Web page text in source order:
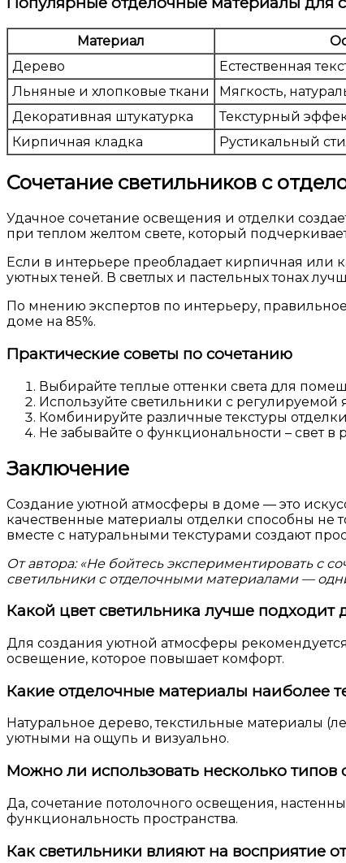
Материал
Дерево
Естественная
Льняные и хлопковые ткани
Мягкость,
Декоративная штукатурка
Текстурный
Кирпичная кладка
Рустикальный
Сочетание светильников с
Удачное сочетание освещения и отделки
при теплом желтом свете, который
Если в интерьере преобладает кирпичная или
уютных теней. В светлых и пастельных тонах
По мнению экспертов по интерьеру,
доме на 85%.
Практические советы по сочетанию
Выбирайте теплые оттенки света для
Используйте светильники с регулируемой
Комбинируйте различные текстуры
Не забывайте о функциональности – свет
Заключение
Создание уютной атмосферы в доме — это
качественные материалы отделки способны не
вместе с натуральными текстурами создают
От автора: «Не бойтесь экспериментировать с
светильники с отделочными материалами —
Какой цвет светильника лучше подходит
Для создания уютной атмосферы
освещение, которое повышает комфорт.
Какие отделочные материалы наиболее
Натуральное дерево, текстильные материалы
уютными на ощупь и визуально.
Можно ли использовать несколько типов
Да, сочетание потолочного освещения,
функциональность пространства.
Как светильники влияют на восприятие